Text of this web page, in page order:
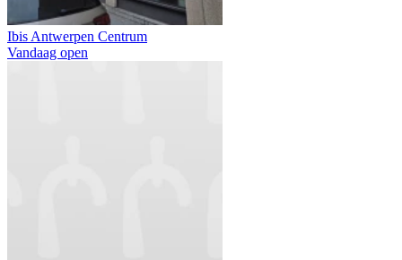
Ibis Antwerpen Centrum
Vandaag open